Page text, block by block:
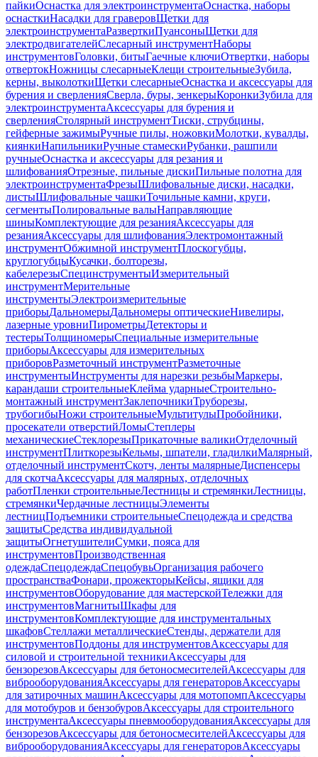
пайкиОснастка для электроинструментаОснастка, наборы
оснасткиНасадки для граверовЩетки для
электроинструментаРазверткиПуансоныЩетки для
электродвигателейСлесарный инструментНаборы
инструментовГоловки, битыГаечные ключиОтвертки, наборы
отвертокНожницы слесарныеКлещи строительныеЗубила,
керны, выколоткиЩетки слесарныеОснастка и аксессуары для
бурения и сверленияСверла, буры, зенкерыКоронкиЗубила для
электроинструментаАксессуары для бурения и
сверленияСтолярный инструментТиски, струбцины,
гейферные зажимыРучные пилы, ножовкиМолотки, кувалды,
киянкиНапильникиРучные стамескиРубанки, рашпили
ручныеОснастка и аксессуары для резания и
шлифованияОтрезные, пильные дискиПильные полотна для
электроинструментаФрезыШлифовальные диски, насадки,
листыШлифовальные чашкиТочильные камни, круги,
сегментыПолировальные валыНаправляющие
шиныКомплектующие для резанияАксессуары для
резанияАксессуары для шлифованияЭлектромонтажный
инструментОбжимной инструментПлоскогубцы,
круглогубцыКусачки, болторезы,
кабелерезыСпецинструментыИзмерительный
инструментМерительные
инструментыЭлектроизмерительные
приборыДальномерыДальномеры оптическиеНивелиры,
лазерные уровниПирометрыДетекторы и
тестерыТолщиномерыСпециальные измерительные
приборыАксессуары для измерительных
приборовРазметочный инструментРазметочные
инструментыИнструменты для нарезки резьбыМаркеры,
карандаши строительныеКлейма ударныеСтроительно-
монтажный инструментЗаклепочникиТруборезы,
трубогибыНожи строительныеМультитулыПробойники,
просекатели отверстийЛомыСтеплеры
механическиеСтеклорезыПрикаточные валикиОтделочный
инструментПлиткорезыКельмы, шпатели, гладилкиМалярный,
отделочный инструментСкотч, ленты малярныеДиспенсеры
для скотчаАксессуары для малярных, отделочных
работПленки строительныеЛестницы и стремянкиЛестницы,
стремянкиЧердачные лестницыЭлементы
лестницПодъемники строительныеСпецодежда и средства
защитыСредства индивидуальной
защитыОгнетушителиСумки, пояса для
инструментовПроизводственная
одеждаСпецодеждаСпецобувьОрганизация рабочего
пространстваФонари, прожекторыКейсы, ящики для
инструментовОборудование для мастерскойТележки для
инструментовМагнитыШкафы для
инструментовКомплектующие для инструментальных
шкафовСтеллажи металлическиеСтенды, держатели для
инструментовПоддоны для инструментовАксессуары для
силовой и строительной техникиАксессуары для
бензорезовАксессуары для бетоносмесителейАксессуары для
виброоборудованияАксессуары для генераторовАксессуары
для затирочных машинАксессуары для мотопомпАксессуары
для мотобуров и бензобуровАксессуары для строительного
инструментаАксессуары пневмооборудованияАксессуары для
бензорезовАксессуары для бетоносмесителейАксессуары для
виброоборудованияАксессуары для генераторовАксессуары